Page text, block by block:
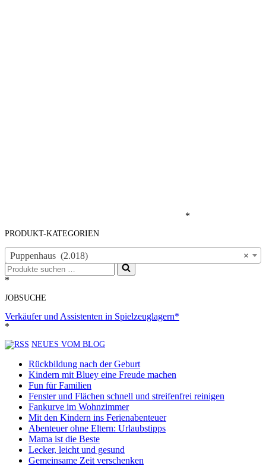
*
PRODUKT-KATEGORIEN
×
Puppenhaus (2.018)
Suchen
nach …
*
JOBSUCHE
Verkäufer und Assistenten in Spielzeuglagern*
*
NEUES VOM BLOG
Rückbildung nach der Geburt
Kindern mit Bluey eine Freude machen
Fun für Familien
Fenster und Flächen schnell und streifenfrei reinigen
Fankurve im Wohnzimmer
Mit den Kindern ins Ferienabenteuer
Abenteuer ohne Eltern: Urlaubstipps
Mama ist die Beste
Lecker, leicht und gesund
Gemeinsame Zeit verschenken